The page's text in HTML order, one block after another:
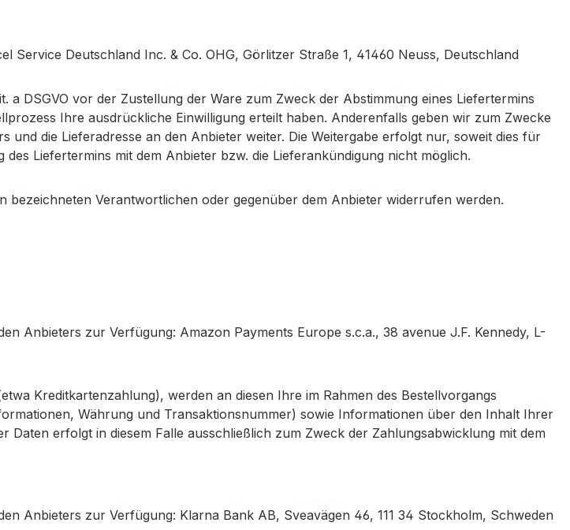
Deutschland Inc. & Co. OHG, Görlitzer Straße 1, 41460 Neuss, Deutschland
DSGVO vor der Zustellung der Ware zum Zweck der Abstimmung eines Liefertermins
Ihre ausdrückliche Einwilligung erteilt haben. Anderenfalls geben wir zum Zwecke
und die Lieferadresse an den Anbieter weiter. Die Weitergabe erfolgt nur, soweit dies für
Liefertermins mit dem Anbieter bzw. die Lieferankündigung nicht möglich.
Verantwortlichen oder gegenüber dem Anbieter widerrufen werden.
Anbieters zur Verfügung: Amazon Payments Europe s.c.a., 38 avenue J.F. Kennedy, L-
Kreditkartenzahlung), werden an diesen Ihre im Rahmen des Bestellvorgangs
Währung und Transaktionsnummer) sowie Informationen über den Inhalt Ihrer
Daten erfolgt in diesem Falle ausschließlich zum Zweck der Zahlungsabwicklung mit dem
Anbieters zur Verfügung: Klarna Bank AB, Sveavägen 46, 111 34 Stockholm, Schweden